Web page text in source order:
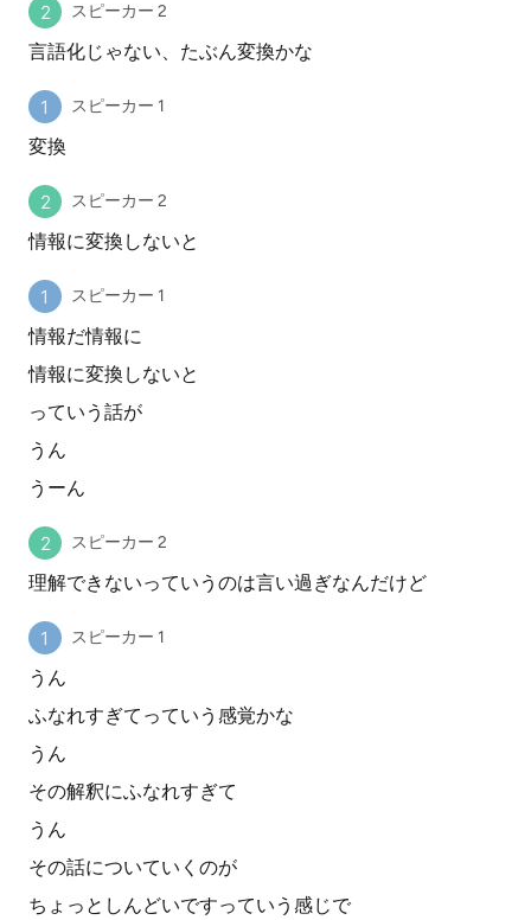
スピーカー 2
言語化じゃない、たぶん変換かな
スピーカー 1
変換
スピーカー 2
情報に変換しないと
スピーカー 1
情報だ情報に
情報に変換しないと
っていう話が
うん
うーん
スピーカー 2
理解できないっていうのは言い過ぎなんだけど
スピーカー 1
うん
ふなれすぎてっていう感覚かな
うん
その解釈にふなれすぎて
うん
その話についていくのが
ちょっとしんどいですっていう感じで